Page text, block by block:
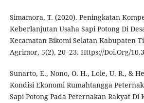
Simamora, T. (2020). Peningkatan
Keberlanjutan Usaha Sapi Potong Di
Kecamatan Bikomi Selatan Kabupaten
Agrimor, 5(2), 20–23. Https://Doi.Org/
Sunarto, E., Nono, O. H., Lole, U. R., &
Kondisi Ekonomi Rumahtangga
Sapi Potong Pada Peternakan Rakyat Di